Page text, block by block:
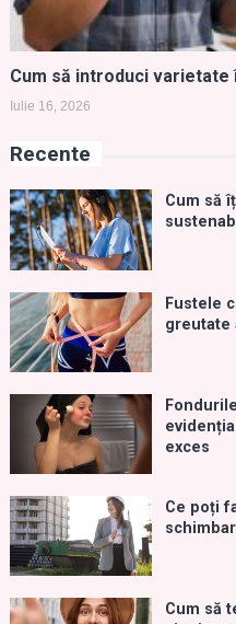
Cum să introduci varietate
Iulie 16, 2026
Recente
Cum să
Fustele
greutate
exces
Ce poți
Cum să